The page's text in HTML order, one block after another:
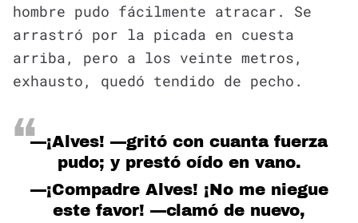
hombre pudo fácilmente atracar. Se
arrastró por la picada en cuesta
arriba, pero a los veinte metros,
exhausto, quedó tendido de pecho.
—¡Alves! —gritó con cuanta fuerza
pudo; y prestó oído en vano.
—¡Compadre Alves! ¡No me niegue
este favor! —clamó de nuevo,